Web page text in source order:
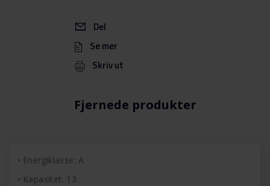
Fjernede produkter
Del
Se mer
Skriv ut
Energiklasse: A
Kapasitet: 13